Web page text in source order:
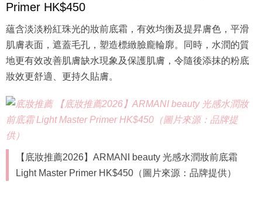
Primer HK$450
蘊含淡淡粉紅珠光的妝前底霜，有效均衡及提昇膚色，平滑
肌膚表面，遮蓋毛孔，塑造標緻臉龐輪廓。同時，水潤的質
地更有效改善肌膚缺水現象及保護肌膚，令隨後添抹的粉底
妝效更舒適、更持久貼膚。
【底妝推薦2026】ARMANI beauty 光感水潤妝前底霜
Light Master Primer HK$450（圖片來源：品牌提供）